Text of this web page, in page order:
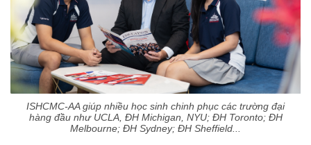
ISHCMC-AA giúp nhiều học sinh chinh phục các trường đại
hàng đầu như UCLA, ĐH Michigan, NYU; ĐH Toronto; ĐH
Melbourne; ĐH Sydney; ĐH Sheffield...